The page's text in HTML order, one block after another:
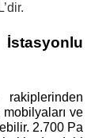
ve
2.700 Pa